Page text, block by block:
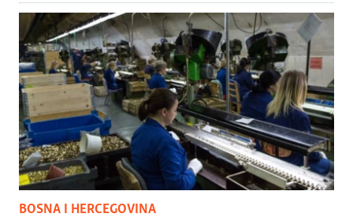
BOSNA I HERCEGOVINA